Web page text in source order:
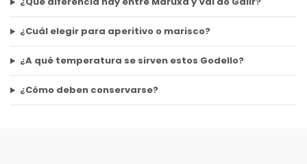
¿Cuál elegir para aperitivo o marisco?
¿A qué temperatura se sirven estos Godello?
¿Cómo deben conservarse?